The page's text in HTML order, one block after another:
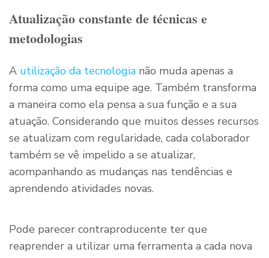
Atualização constante de técnicas e
metodologias
A utilização da tecnologia não muda apenas a
forma como uma equipe age. Também transforma
a maneira como ela pensa a sua função e a sua
atuação. Considerando que muitos desses recursos
se atualizam com regularidade, cada colaborador
também se vê impelido a se atualizar,
acompanhando as mudanças nas tendências e
aprendendo atividades novas.
Pode parecer contraproducente ter que
reaprender a utilizar uma ferramenta a cada nova